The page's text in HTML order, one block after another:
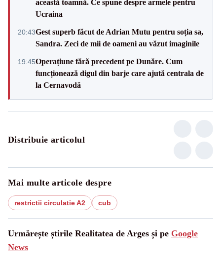
această toamnă. Ce spune despre armele pentru
Ucraina
20:43Gest superb făcut de Adrian Mutu pentru soția sa,
Sandra. Zeci de mii de oameni au văzut imaginile
19:45Operațiune fără precedent pe Dunăre. Cum
funcționează digul din barje care ajută centrala de
la Cernavodă
Distribuie articolul
Mai multe articole despre
restrictii circulatie A2 cub
Urmărește știrile Realitatea de Arges și pe Google
News